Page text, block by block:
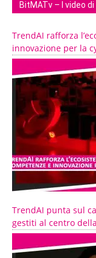
BitMATv – I video
TrendAI rafforza
innovazione per la
TrendAI punta sul
gestiti al centro